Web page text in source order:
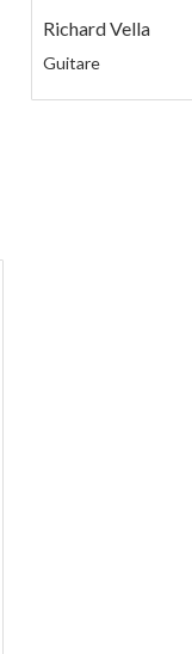
Richard Vella
Guitare